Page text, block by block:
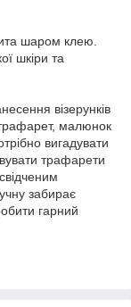
шаром клею.
шкіри та
візерунків
малюнок
вигадувати
трафарети
забирає
гарний